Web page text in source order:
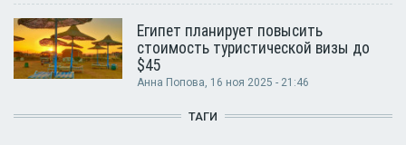
Египет планирует повысить
стоимость туристической визы до
$45
Анна Попова, 16 ноя 2025 - 21:46
ТАГИ